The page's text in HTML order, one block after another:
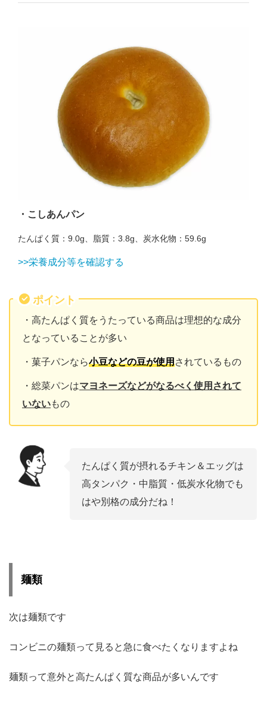
・こしあんパン
たんぱく質：9.0g、脂質：3.8g、炭水化物：59.6g
>>栄養成分等を確認する
ポイント
・高たんぱく質をうたっている商品は理想的な成分
となっていることが多い
・菓子パンなら小豆などの豆が使用されているもの
・総菜パンはマヨネーズなどがなるべく使用されて
いないもの
たんぱく質が摂れるチキン＆エッグは
高タンパク・中脂質・低炭水化物でも
はや別格の成分だね！
麺類
次は麺類です
コンビニの麺類って見ると急に食べたくなりますよね
麺類って意外と高たんぱく質な商品が多いんです